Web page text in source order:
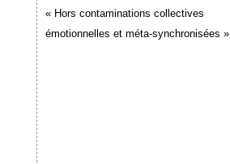
« Hors contaminations collectives
émotionnelles et méta-synchronisées »